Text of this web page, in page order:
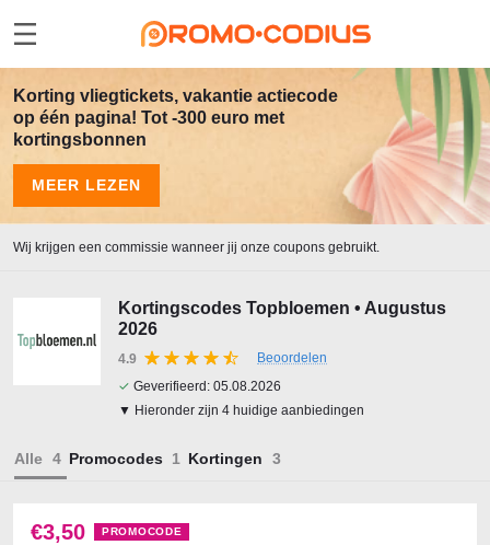
Korting vliegtickets, vakantie actiecode
op één pagina! Tot -300 euro met
kortingsbonnen
MEER LEZEN
Wij krijgen een commissie wanneer jij onze coupons gebruikt.
Kortingscodes Topbloemen • Augustus
2026
4.9
Beoordelen
✓ Geverifieerd: 05.08.2026
▼ Hieronder zijn 4 huidige aanbiedingen
Alle Promocodes Kortingen
€3,50 PROMOCODE